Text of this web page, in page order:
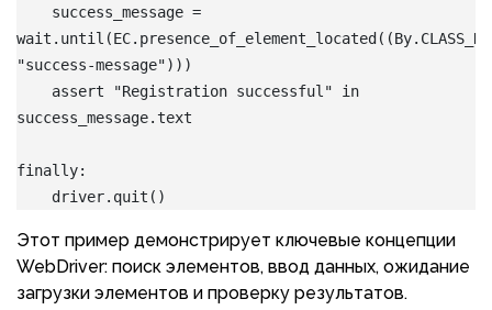
"success-message")))
success_message.text
finally:
    driver.quit()
Этот пример демонстрирует ключевые концепции
WebDriver: поиск элементов, ввод данных, ожидание
загрузки элементов и проверку результатов.